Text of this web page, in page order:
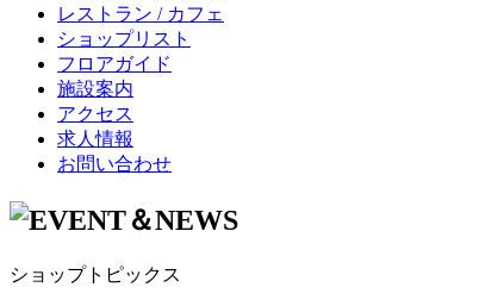
レストラン / カフェ
ショップリスト
フロアガイド
施設案内
アクセス
求人情報
お問い合わせ
ショップトピックス